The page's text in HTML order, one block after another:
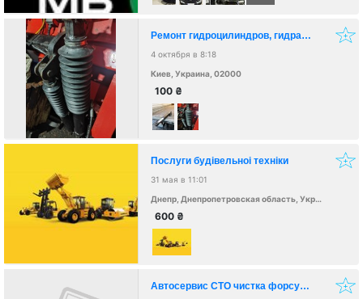
Ремонт гидроцилиндров, гидравлики гидробортов - Киев
4 октября в 8:18
Киев, Украина, 02000
100 ₴
Послуги будівельноі техніки
31 мая в 11:01
Днепр, Днепропетровская область, Украина, 49000
600 ₴
Автосервис СТО чистка форсунок дымогенератор эндоскопия ремонт ходовой